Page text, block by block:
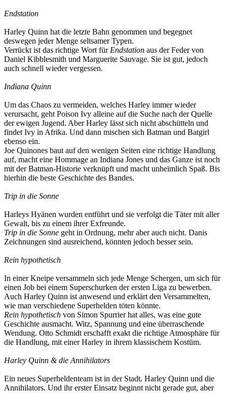
Endstation
Harley Quinn hat die letzte Bahn genommen und begegnet
deswegen jeder Menge seltsamer Typen.
Verrückt ist das richtige Wort für Endstation aus der Feder von
Daniel Kibblesmith und Marguerite Sauvage. Sie ist gut, jedoch
auch schnell wieder vergessen.
Indiana Quinn
Um das Chaos zu vermeiden, welches Harley immer wieder
verursacht, geht Poison Ivy alleine auf die Suche nach der Quelle
der ewigen Jugend. Aber Harley lässt sich nicht abschütteln und
findet Ivy in Afrika. Und dann mischen sich Batman und Batgirl
ebenso ein.
Joe Quinones baut auf den wenigen Seiten eine richtige Handlung
auf, macht eine Hommage an Indiana Jones und das Ganze ist noch
mit der Batman-Historie verknüpft und macht unheimlich Spaß. Bis
hierhin die beste Geschichte des Bandes.
Trip in die Sonne
Harleys Hyänen wurden entführt und sie verfolgt die Täter mit aller
Gewalt, bis zu einem ihrer Exfreunde.
Trip in die Sonne geht in Ordnung, mehr aber auch nicht. Danis
Zeichnungen sind ausreichend, könnten jedoch besser sein.
Rein hypothetisch
In einer Kneipe versammeln sich jede Menge Schergen, um sich für
einen Job bei einem Superschurken der ersten Liga zu bewerben.
Auch Harley Quinn ist anwesend und erklärt den Versammelten,
wie man verschiedene Superhelden töten könnte.
Rein hypothetisch von Simon Spurrier hat alles, was eine gute
Geschichte ausmacht. Witz, Spannung und eine überraschende
Wendung. Otto Schmidt erschafft exakt die richtige Atmosphäre für
die Handlung, mit einer Harley in ihrem klassischem Kostüm.
Harley Quinn & die Annihilators
Ein neues Superheldenteam ist in der Stadt. Harley Quinn und die
Annihilators. Und ihr erster Einsatz beginnt nicht gerade gut, aber